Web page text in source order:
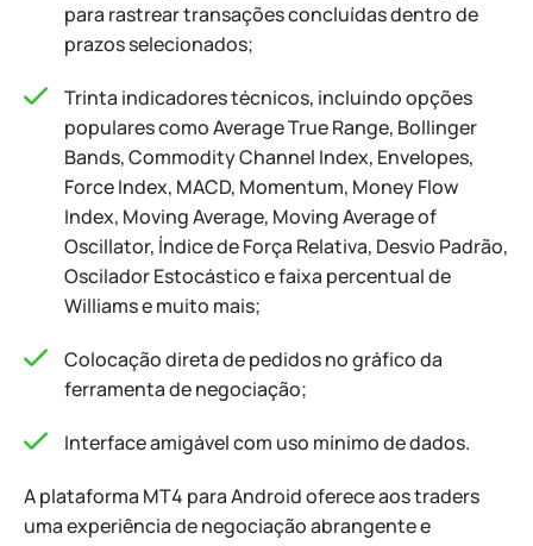
para rastrear transações concluídas dentro de
prazos selecionados;
Trinta indicadores técnicos, incluindo opções
populares como Average True Range, Bollinger
Bands, Commodity Channel Index, Envelopes,
Force Index, MACD, Momentum, Money Flow
Index, Moving Average, Moving Average of
Oscillator, Índice de Força Relativa, Desvio Padrão,
Oscilador Estocástico e faixa percentual de
Williams e muito mais;
Colocação direta de pedidos no gráfico da
ferramenta de negociação;
Interface amigável com uso mínimo de dados.
A plataforma MT4 para Android oferece aos traders
uma experiência de negociação abrangente e